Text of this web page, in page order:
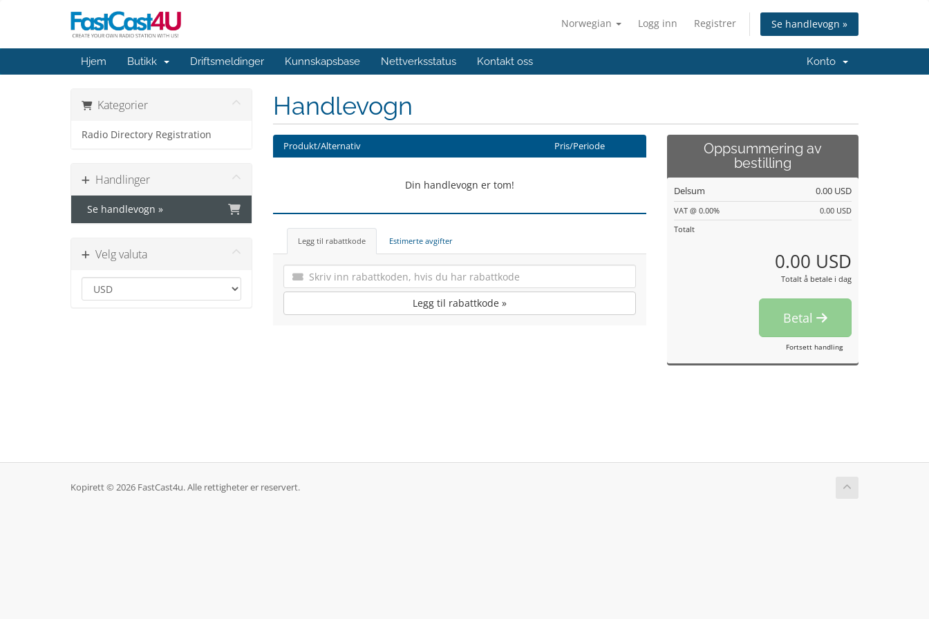
Norwegian Logg inn Registrer Se handlevogn »
Hjem Butikk Driftsmeldinger Kunnskapsbase Nettverksstatus Kontakt oss Konto
Kategorier
Radio Directory Registration
Handlinger
Se handlevogn »
Velg valuta
Handlevogn
Produkt/Alternativ Pris/Periode
Din handlevogn er tom!
Legg til rabattkode Estimerte avgifter
Legg til rabattkode »
Oppsummering av
bestilling
Delsum 0.00 USD
VAT @ 0.00%
0.00 USD
Totalt
0.00 USD
Totalt å betale i dag
Betal
Fortsett handling
Kopirett © 2026 FastCast4u. Alle rettigheter er reservert.